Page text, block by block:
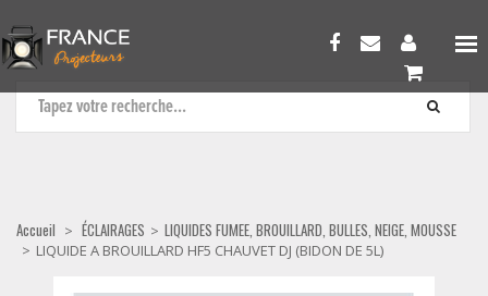
LIQUIDES FUMEE, BROUILLARD, BULLES, NEIGE, MOUSSE
Accueil > ÉCLAIRAGES > LIQUIDES FUMEE, BROUILLARD, BULLES, NEIGE, MOUSSE
> LIQUIDE A BROUILLARD HF5 CHAUVET DJ (BIDON DE 5L)